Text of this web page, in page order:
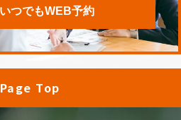
つでもWEB予約
Page Top